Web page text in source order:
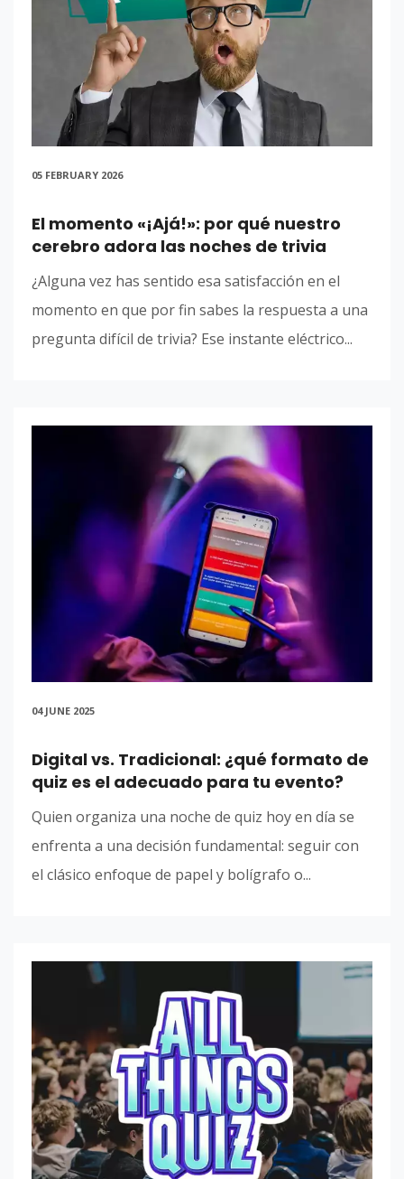
05 FEBRUARY 2026
El momento «¡Ajá!»: por qué nuestro
cerebro adora las noches de trivia
¿Alguna vez has sentido esa satisfacción en el
momento en que por fin sabes la respuesta a una
pregunta difícil de trivia? Ese instante eléctrico...
04 JUNE 2025
Digital vs. Tradicional: ¿qué formato de
quiz es el adecuado para tu evento?
Quien organiza una noche de quiz hoy en día se
enfrenta a una decisión fundamental: seguir con
el clásico enfoque de papel y bolígrafo o...